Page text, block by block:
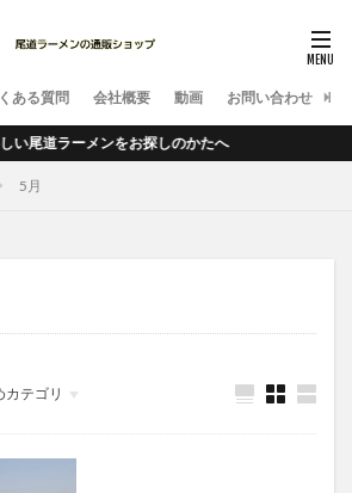
ある質問 会社概要 動画 お問い合わせ
道ラーメンをお探しのかたへ
5月
カテゴリ
類